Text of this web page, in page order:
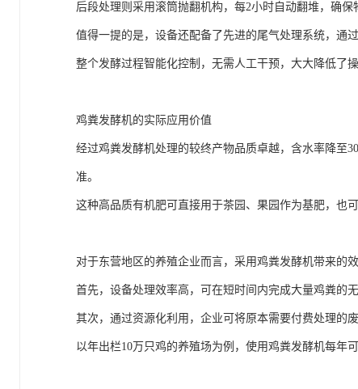
后段处理则采用滚筒抛翻机构，每2小时自动翻堆，确保
值得一提的是，设备还配备了先进的尾气处理系统，通
整个发酵过程智能化控制，无需人工干预，大大降低了
鸡粪发酵机的实际应用价值
经过鸡粪发酵机处理的较终产物品质卓越，含水率降至
准。
这种高品质有机肥可直接用于茶园、果园作为基肥，也
对于东营地区的养殖企业而言，采用鸡粪发酵机带来的效
首先，设备处理效率高，可在短时间内完成大量鸡粪的
其次，通过资源化利用，企业可将原本需要付费处理的
以年出栏10万只鸡的养殖场为例，使用鸡粪发酵机每年